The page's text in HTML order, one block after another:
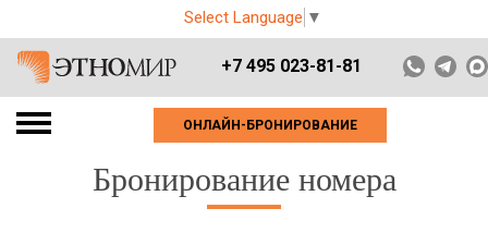
Select Language ▼
+7 495 023-81-81
ОНЛАЙН-БРОНИРОВАНИЕ
Бронирование номера